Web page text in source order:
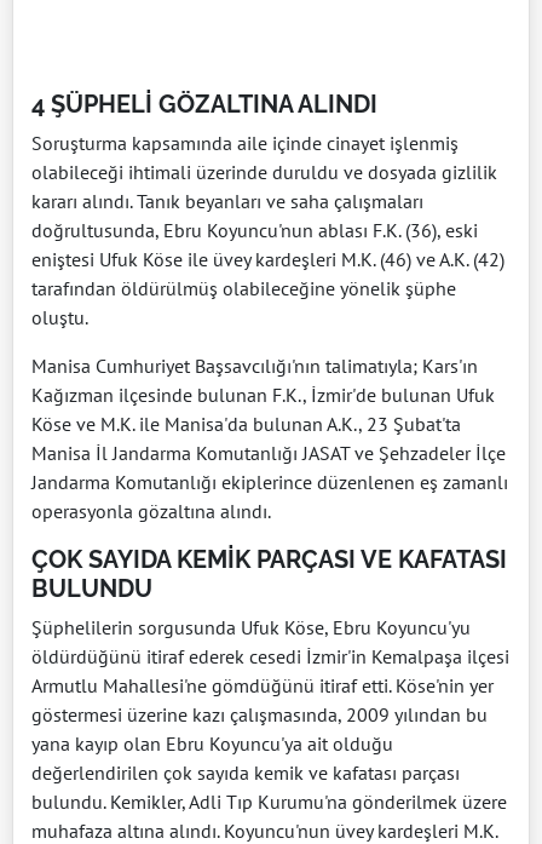
4 ŞÜPHELİ GÖZALTINA ALINDI
Soruşturma kapsamında aile içinde cinayet işlenmiş
olabileceği ihtimali üzerinde duruldu ve dosyada gizlilik
kararı alındı. Tanık beyanları ve saha çalışmaları
doğrultusunda, Ebru Koyuncu'nun ablası F.K. (36), eski
eniştesi Ufuk Köse ile üvey kardeşleri M.K. (46) ve A.K. (42)
tarafından öldürülmüş olabileceğine yönelik şüphe
oluştu.
Manisa Cumhuriyet Başsavcılığı'nın talimatıyla; Kars'ın
Kağızman ilçesinde bulunan F.K., İzmir'de bulunan Ufuk
Köse ve M.K. ile Manisa'da bulunan A.K., 23 Şubat'ta
Manisa İl Jandarma Komutanlığı JASAT ve Şehzadeler İlçe
Jandarma Komutanlığı ekiplerince düzenlenen eş zamanlı
operasyonla gözaltına alındı.
ÇOK SAYIDA KEMİK PARÇASI VE KAFATASI
BULUNDU
Şüphelilerin sorgusunda Ufuk Köse, Ebru Koyuncu'yu
öldürdüğünü itiraf ederek cesedi İzmir'in Kemalpaşa ilçesi
Armutlu Mahallesi'ne gömdüğünü itiraf etti. Köse'nin yer
göstermesi üzerine kazı çalışmasında, 2009 yılından bu
yana kayıp olan Ebru Koyuncu'ya ait olduğu
değerlendirilen çok sayıda kemik ve kafatası parçası
bulundu. Kemikler, Adli Tıp Kurumu'na gönderilmek üzere
muhafaza altına alındı. Koyuncu'nun üvey kardeşleri M.K.